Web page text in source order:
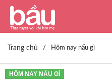
Trang chủ / Hôm nay nấu gì
HÔM NAY NẤU GÌ